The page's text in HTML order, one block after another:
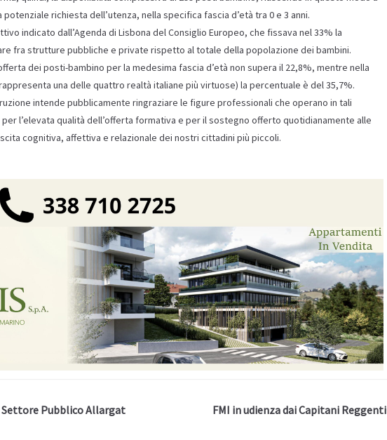
richiesta dell’utenza, nella specifica fascia d’età tra 0 e 3 anni.
indicato dall’Agenda di Lisbona del Consiglio Europeo, che fissava nel 33% la
fra strutture pubbliche e private rispetto al totale della popolazione dei bambini.
dei posti-bambino per la medesima fascia d’età non supera il 22,8%, mentre nella
una delle quattro realtà italiane più virtuose) la percentuale è del 35,7%.
intende pubblicamente ringraziare le figure professionali che operano in tali
l’elevata qualità dell’offerta formativa e per il sostegno offerto quotidianamente alle
cognitiva, affettiva e relazionale dei nostri cittadini più piccoli.
Settore Pubblico Allargat
FMI in udienza dai Capitani Reggenti